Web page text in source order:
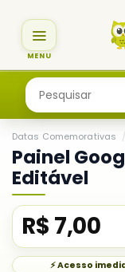
content
Pesquisar
por:
Datas Comemorativas /
Painel
Editável
R$ 7,00
⚡ Acesso